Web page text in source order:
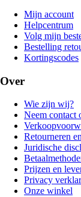
Mijn account
Helpcentrum
Volg mijn
Bestelling
Kortingscodes
Over
Wie zijn wij?
Neem contact
Retourneren
Juridische
Prijzen en
Privacy
Onze winkel